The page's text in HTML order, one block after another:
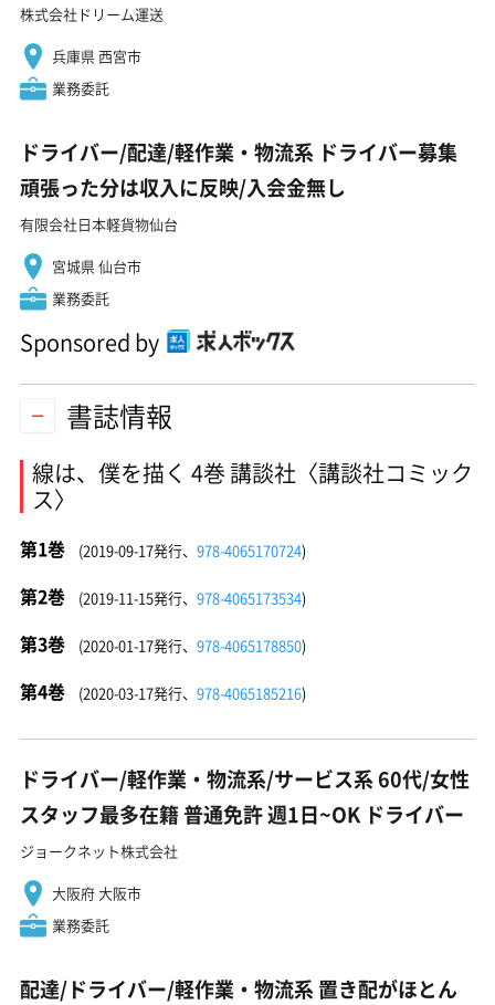
株式会社ドリーム運送
兵庫県 西宮市
業務委託
ドライバー/配達/軽作業・物流系 ドライバー募集
頑張った分は収入に反映/入会金無し
有限会社日本軽貨物仙台
宮城県 仙台市
業務委託
Sponsored by
書誌情報
線は、僕を描く 4巻 講談社〈講談社コミック
ス〉
第1巻 (2019-09-17発行、 978-4065170724)
第2巻 (2019-11-15発行、 978-4065173534)
第3巻 (2020-01-17発行、 978-4065178850)
第4巻 (2020-03-17発行、 978-4065185216)
ドライバー/軽作業・物流系/サービス系 60代/女性
スタッフ最多在籍 普通免許 週1日~OK ドライバー
ジョークネット株式会社
大阪府 大阪市
業務委託
配達/ドライバー/軽作業・物流系 置き配がほとん